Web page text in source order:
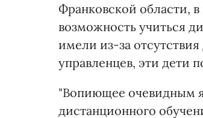
Франковской области,
возможность учиться
имели из-за
управленцев, эти дети
"Вопиющее очевидным
дистанционного